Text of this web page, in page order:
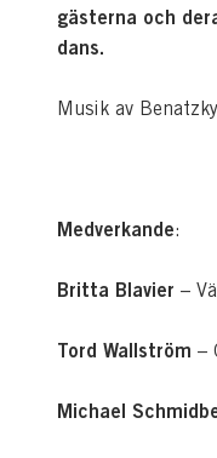
gästerna och
dans.
Musik av
Medverkande:
Britta Blavier –
Tord Wallström –
Michael